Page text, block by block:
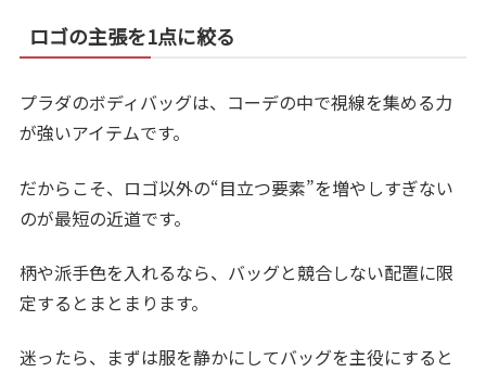
ロゴの主張を1点に絞る
プラダのボディバッグは、コーデの中で視線を集める力
が強いアイテムです。
だからこそ、ロゴ以外の“目立つ要素”を増やしすぎない
のが最短の近道です。
柄や派手色を入れるなら、バッグと競合しない配置に限
定するとまとまります。
迷ったら、まずは服を静かにしてバッグを主役にすると